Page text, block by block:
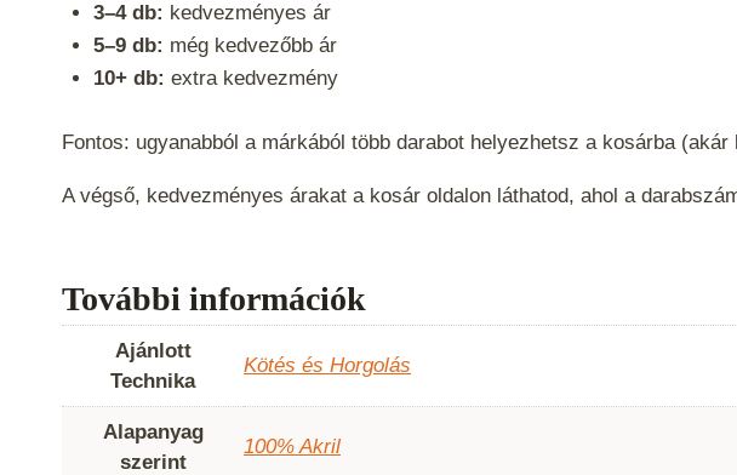
3–4 db: kedvezményes ár
5–9 db: még kedvezőbb ár
10+ db: extra kedvezmény
Fontos: ugyanabból a márkából több darabot helyezhetsz a kosárba
A végső, kedvezményes árakat a kosár oldalon láthatod, ahol a
További információk
Ajánlott
Technika
Kötés és Horgolás
Alapanyag
szerint
100% Akril